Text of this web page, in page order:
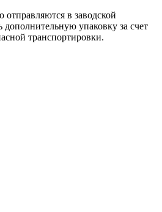
в заводской
дополнительную упаковку за счет
транспортировки.